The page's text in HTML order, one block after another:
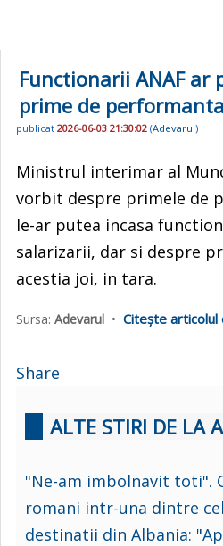
Functionarii ANAF ar
prime de
publicat 2026-06-03 21:30:02 (Adevarul)
Ministrul interimar al
vorbit despre primele de
le-ar putea incasa
salarizarii, dar si despre
acestia joi, in tara.
Sursa: Adevarul • Citește
Share
ALTE STIRI DE LA
"Ne-am imbolnavit toti".
romani intr-una dintre
destinatii din Albania: